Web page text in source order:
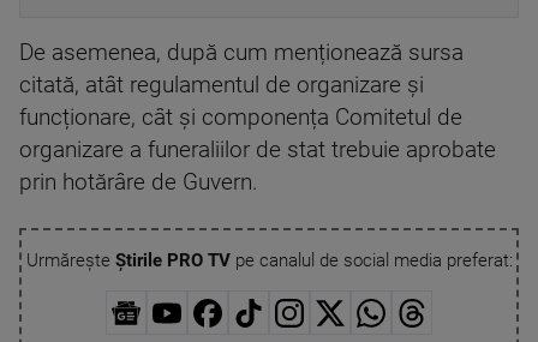
De asemenea, după cum menționează sursa
citată, atât regulamentul de organizare și
funcționare, cât și componența Comitetul de
organizare a funeraliilor de stat trebuie aprobate
prin hotărâre de Guvern.
Urmărește Știrile PRO TVpe canalul de social media preferat: